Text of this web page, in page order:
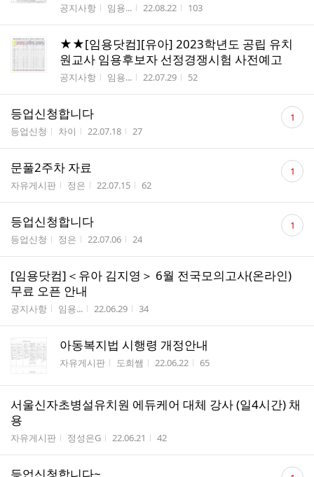
게시판명
공지사항 작성자
임용... 작성시간
22.08.22 조회수
103
★★[임용닷컴][유아] 2023학년도 공립 유치
원교사 임용후보자 선정경쟁시험 사전예고
게시판명
공지사항 작성자
임용... 작성시간
22.07.29 조회수
52
등업신청합니다
게시판명
등업신청 작성자
차이 작성시간
22.07.18 조회수
27
댓
글 1
문풀2주차 자료
게시판명
자유게시판 작성자
정은 작성시간
22.07.15 조회수
62
댓
글 1
등업신청합니다
게시판명
등업신청 작성자
정은 작성시간
22.07.06 조회수
24
댓
글 1
[임용닷컴]＜유아 김지영＞ 6월 전국모의고사(온라인)
무료 오픈 안내
게시판명
공지사항 작성자
임용... 작성시간
22.06.29 조회수
34
아동복지법 시행령 개정안내
게시판명
자유게시판 작성자
도희쌤 작성시간
22.06.22 조회수
65
서울신자초병설유치원 에듀케어 대체 강사 (일4시간) 채
용
게시판명
자유게시판 작성자
정성은G 작성시간
22.06.21 조회수
42
댓